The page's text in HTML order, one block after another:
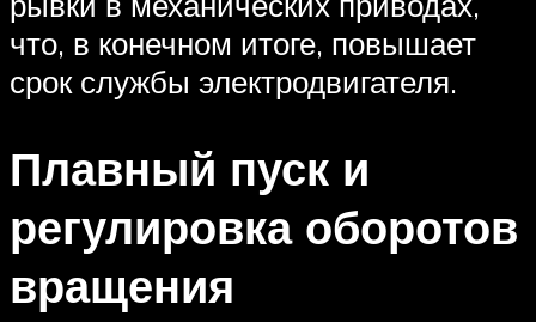
что, в конечном итоге, повышает
срок службы электродвигателя.
Плавный пуск и
регулировка оборотов
вращения